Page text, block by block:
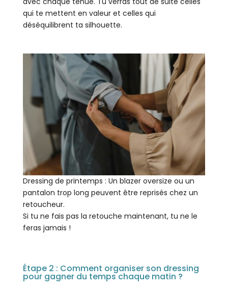
qui te mettent en valeur et celles qui
déséquilibrent ta silhouette.
Dressing de printemps : Un blazer oversize ou un
pantalon trop long peuvent être reprisés chez un
retoucheur.
Si tu ne fais pas la retouche maintenant, tu ne le
feras jamais !
Étape 2 : Comment organiser son dressing
pour gagner du temps chaque matin ?